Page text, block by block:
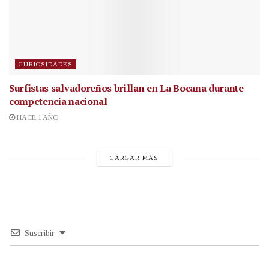
CURIOSIDADES
Surfistas salvadoreños brillan en La Bocana durante
competencia nacional
HACE 1 AÑO
CARGAR MÁS
Suscribir